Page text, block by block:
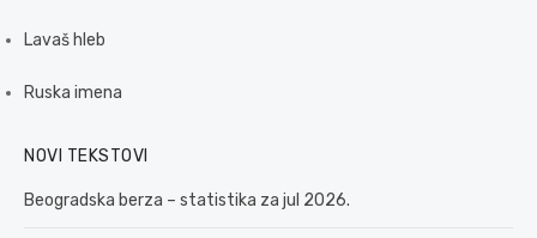
Lavaš hleb
Ruska imena
NOVI TEKSTOVI
Beogradska berza – statistika za jul 2026.